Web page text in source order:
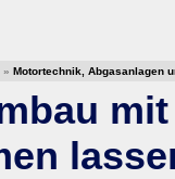
» Motortechnik, Abgasanlagen